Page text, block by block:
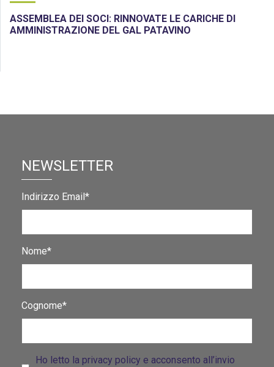
ASSEMBLEA DEI SOCI: RINNOVATE LE CARICHE DI
AMMINISTRAZIONE DEL GAL PATAVINO
NEWSLETTER
Indirizzo Email*
Nome*
Cognome*
Ho letto la privacy policy e acconsento all’invio